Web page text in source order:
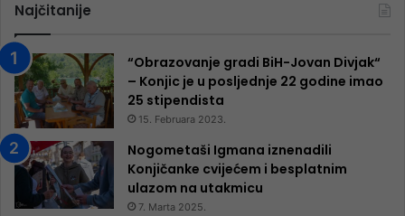
Najčitanije
“Obrazovanje gradi BiH-Jovan Divjak“
– Konjic je u posljednje 22 godine imao
25 ​​stipendista
15. Februara 2023.
Nogometaši Igmana iznenadili
Konjičanke cvijećem i besplatnim
ulazom na utakmicu
7. Marta 2025.